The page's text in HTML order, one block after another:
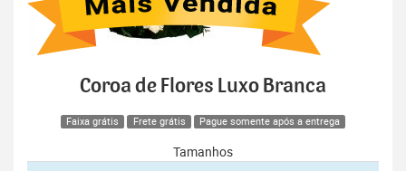
Coroa de Flores Luxo Branca
Faixa grátis Frete grátis Pague somente após a entrega
Tamanhos